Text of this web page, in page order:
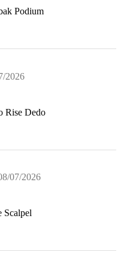
Podium
2026
Rise Dedo
07/2026
Scalpel